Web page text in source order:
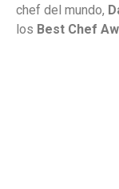
chef del mundo,
los Best Chef